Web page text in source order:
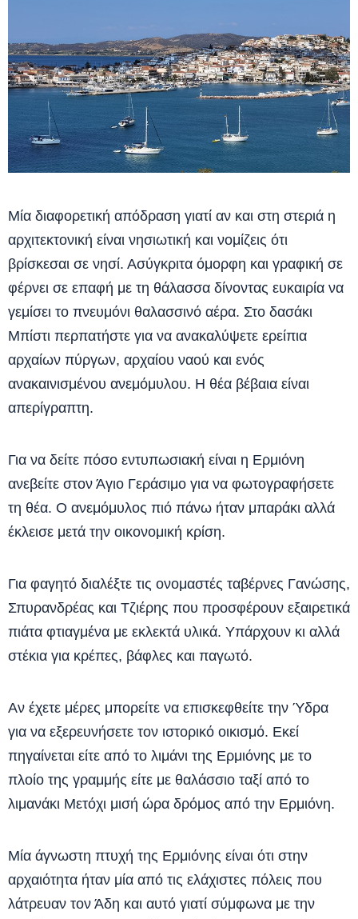
Μία διαφορετική απόδραση γιατί αν και στη στεριά η
αρχιτεκτονική είναι νησιωτική και νομίζεις ότι
βρίσκεσαι σε νησί. Ασύγκριτα όμορφη και γραφική σε
φέρνει σε επαφή με τη θάλασσα δίνοντας ευκαιρία να
γεμίσει το πνευμόνι θαλασσινό αέρα. Στο δασάκι
Μπίστι περπατήστε για να ανακαλύψετε ερείπια
αρχαίων πύργων, αρχαίου ναού και ενός
ανακαινισμένου ανεμόμυλου. Η θέα βέβαια είναι
απερίγραπτη.
Για να δείτε πόσο εντυπωσιακή είναι η Ερμιόνη
ανεβείτε στον Άγιο Γεράσιμο για να φωτογραφήσετε
τη θέα. Ο ανεμόμυλος πιό πάνω ήταν μπαράκι αλλά
έκλεισε μετά την οικονομική κρίση.
Για φαγητό διαλέξτε τις ονομαστές ταβέρνες Γανώσης,
Σπυρανδρέας και Τζιέρης που προσφέρουν εξαιρετικά
πιάτα φτιαγμένα με εκλεκτά υλικά. Υπάρχουν κι αλλά
στέκια για κρέπες, βάφλες και παγωτό.
Αν έχετε μέρες μπορείτε να επισκεφθείτε την Ύδρα
για να εξερευνήσετε τον ιστορικό οικισμό. Εκεί
πηγαίνεται είτε από το λιμάνι της Ερμιόνης με το
πλοίο της γραμμής είτε με θαλάσσιο ταξί από το
λιμανάκι Μετόχι μισή ώρα δρόμος από την Ερμιόνη.
Μία άγνωστη πτυχή της Ερμιόνης είναι ότι στην
αρχαιότητα ήταν μία από τις ελάχιστες πόλεις που
λάτρευαν τον Άδη και αυτό γιατί σύμφωνα με την